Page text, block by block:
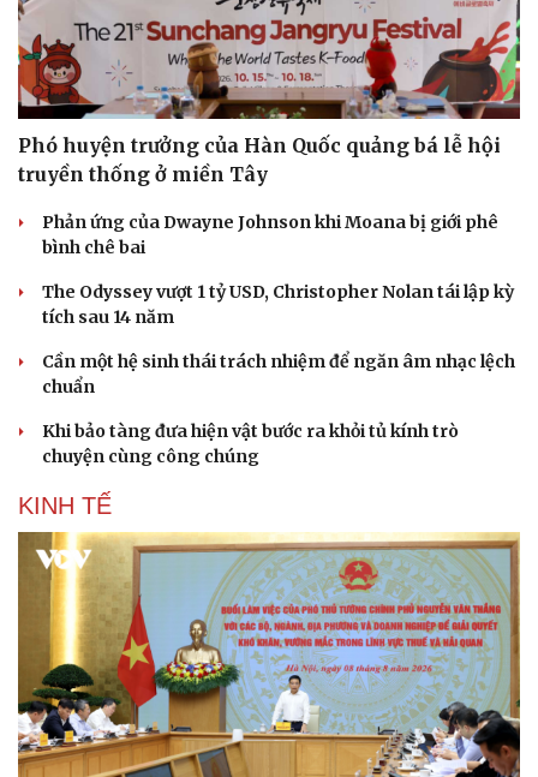
Doanh nghiệp
Thông tin doanh nghiệp
Doanh nghiệp 24h
Vì cộng đồng
Sành điệu
Chuyển đổi số
Phó huyện trưởng của Hàn Quốc quảng bá lễ hội
truyền thống ở miền Tây
Phản ứng của Dwayne Johnson khi Moana bị giới phê
bình chê bai
The Odyssey vượt 1 tỷ USD, Christopher Nolan tái lập kỳ
tích sau 14 năm
Cần một hệ sinh thái trách nhiệm để ngăn âm nhạc lệch
chuẩn
Khi bảo tàng đưa hiện vật bước ra khỏi tủ kính trò
chuyện cùng công chúng
KINH TẾ